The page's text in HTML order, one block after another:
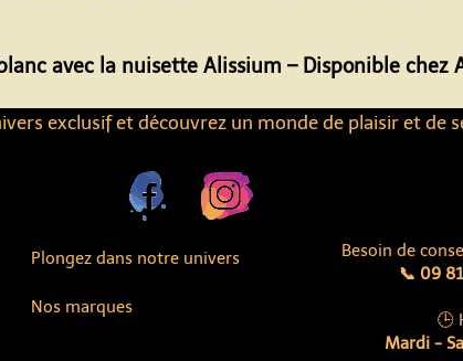
Nos marques
exclusif et découvrez un monde de plaisir et de
Besoin de
📞 09
🕒
Mardi -
Plongez dans notre univers
avec la nuisette Alissium – Disponible chez